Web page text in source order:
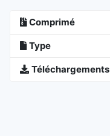
Comprimé
Type
Téléchargements